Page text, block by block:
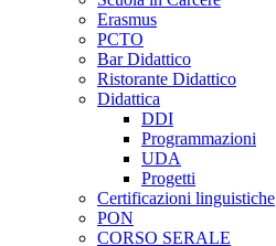
Erasmus
PCTO
Bar Didattico
Ristorante Didattico
Didattica
DDI
Programmazioni
UDA
Progetti
Certificazioni linguistiche
PON
CORSO SERALE